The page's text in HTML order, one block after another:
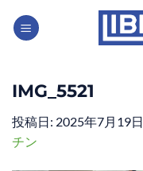
IMG_5521
投稿日: 2025年7月19日
チン